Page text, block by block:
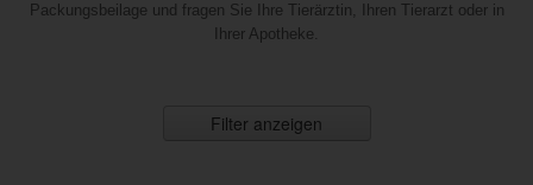
Packungsbeilage und fragen Sie Ihre Tierärztin, Ihren Tierarzt oder in
Ihrer Apotheke.
Filter anzeigen